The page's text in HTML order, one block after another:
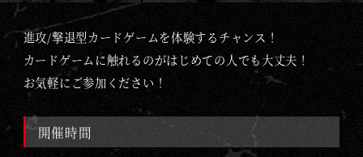
進攻/撃退型カードゲームを体験するチャンス！
カードゲームに触れるのがはじめての人でも大丈夫！
お気軽にご参加ください！
開催時間